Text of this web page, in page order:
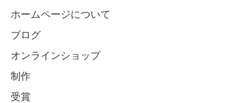
ホームページについて
ブログ
オンラインショップ
制作
受賞